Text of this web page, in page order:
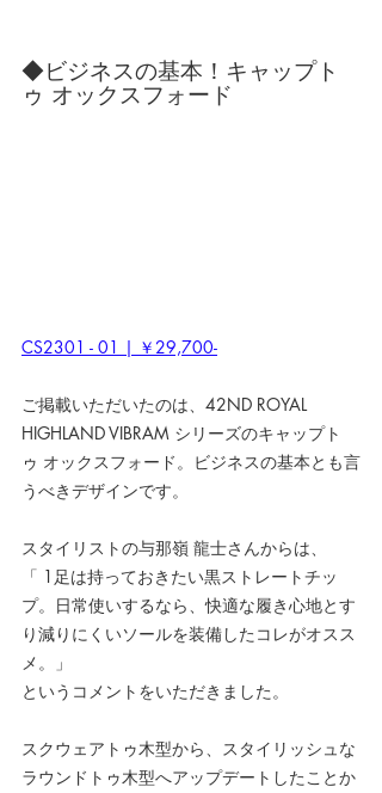
◆ビジネスの基本！キャップト
ゥ オックスフォード
CS2301 - 01 | ￥29,700-
ご掲載いただいたのは、42ND ROYAL
HIGHLAND VIBRAM シリーズのキャップト
ゥ オックスフォード。ビジネスの基本とも言
うべきデザインです。
スタイリストの与那嶺 龍士さんからは、
「 1足は持っておきたい黒ストレートチッ
プ。日常使いするなら、快適な履き心地とす
り減りにくいソールを装備したコレがオスス
メ。」
というコメントをいただきました。
スクウェアトゥ木型から、スタイリッシュな
ラウンドトゥ木型へアップデートしたことか